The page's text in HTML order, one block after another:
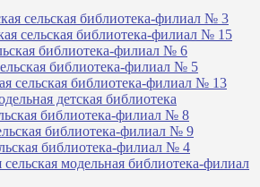
сельская библиотека-филиал № 3
сельская библиотека-филиал № 15
библиотека-филиал № 6
библиотека-филиал № 5
сельская библиотека-филиал № 13
детская библиотека
библиотека-филиал № 8
библиотека-филиал № 9
библиотека-филиал № 4
модельная библиотека-филиал